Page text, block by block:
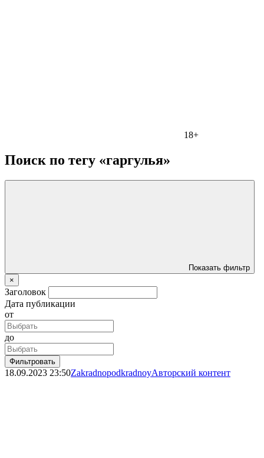
18+
Поиск по тегу «гаргулья»
Показать фильтр
×
Заголовок
Дата публикации
от
до
Фильтровать
18.09.2023 23:50ZakradnopodkradnoyАвторский контент